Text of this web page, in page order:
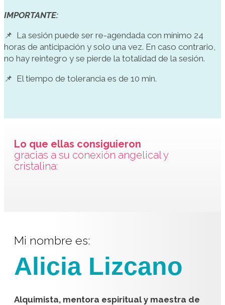
IMPORTANTE:
📌 La sesión puede ser re-agendada con mínimo 24
horas de anticipación y solo una vez. En caso contrario,
no hay reintegro y se pierde la totalidad de la sesión.
📌 El tiempo de tolerancia es de 10 min.
Lo que ellas consiguieron
gracias a su conexión angelical y
cristalina:
Mi nombre es:
Alicia Lizcano
Alquimista, mentora espiritual y maestra de